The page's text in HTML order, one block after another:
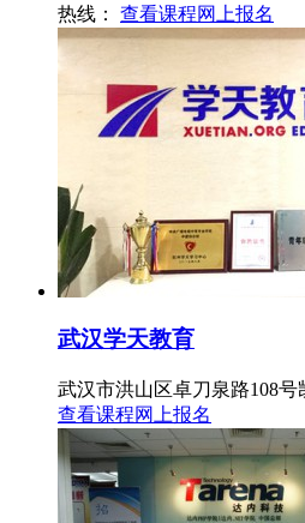
热线：
查看课程网上报名
武汉学天教育
武汉市洪山区卓刀泉路108号
查看课程网上报名